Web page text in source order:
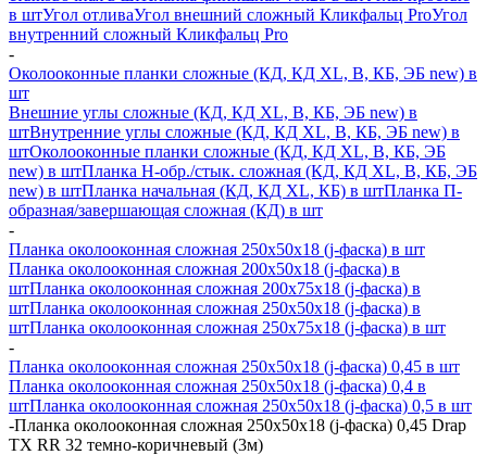
в штУгол отливаУгол внешний сложный Кликфальц ProУгол
внутренний сложный Кликфальц Pro
-
Околооконные планки сложные (КД, КД XL, В, КБ, ЭБ new) в
шт
Внешние углы сложные (КД, КД XL, В, КБ, ЭБ new) в
штВнутренние углы сложные (КД, КД XL, В, КБ, ЭБ new) в
штОколооконные планки сложные (КД, КД XL, В, КБ, ЭБ
new) в штПланка H-обр./стык. сложная (КД, КД XL, В, КБ, ЭБ
new) в штПланка начальная (КД, КД XL, КБ) в штПланка П-
образная/завершающая сложная (КД) в шт
-
Планка околооконная сложная 250х50х18 (j-фаска) в шт
Планка околооконная сложная 200х50х18 (j-фаска) в
штПланка околооконная сложная 200х75х18 (j-фаска) в
штПланка околооконная сложная 250х50х18 (j-фаска) в
штПланка околооконная сложная 250х75х18 (j-фаска) в шт
-
Планка околооконная сложная 250х50х18 (j-фаска) 0,45 в шт
Планка околооконная сложная 250х50х18 (j-фаска) 0,4 в
штПланка околооконная сложная 250х50х18 (j-фаска) 0,5 в шт
-Планка околооконная сложная 250х50х18 (j-фаска) 0,45 Drap
TX RR 32 темно-коричневый (3м)